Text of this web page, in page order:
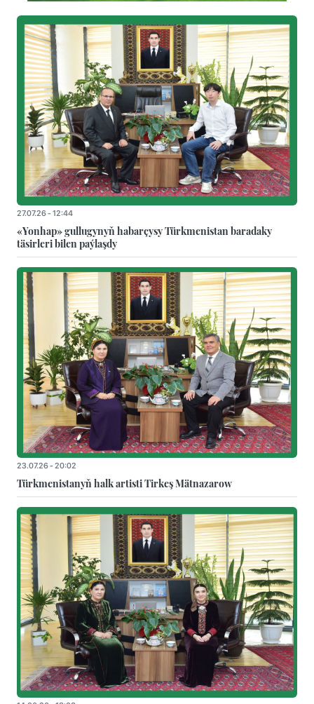
27.07.26 - 12:44
«Yonhap» gullugynyň habarçysy Türkmenistan baradaky
täsirleri bilen paýlaşdy
23.07.26 - 20:02
Türkmenistanyň halk artisti Tirkeş Mätnazarow